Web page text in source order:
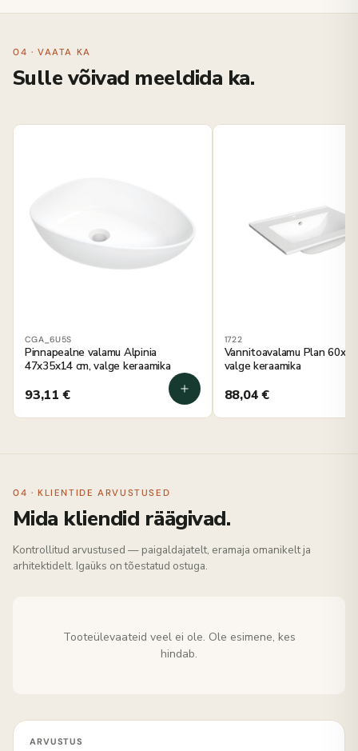
04 · VAATA KA
Sulle võivad meeldida ka.
CGA_6U5S
Pinnapealne valamu Alpinia
47x35x14 cm, valge keraamika
93,11 €
1722
Vannitoavalamu Plan
valge keraamika
88,04€
04 · KLIENTIDE ARVUSTUSED
Mida kliendid räägivad.
Kontrollitud arvustused — paigaldajatelt, eramaja omanikelt ja
arhitektidelt. Igaüks on tõestatud ostuga.
Tooteülevaateid veel ei ole. Ole esimene, kes
hindab.